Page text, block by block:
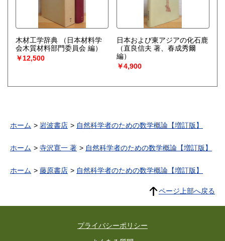
木材工学辞典
（日本材料学
会木質材料部門委員会 編）
￥12,500
日本および東アジアの化石鹿
（直良信夫 著、春成秀爾
編）
￥4,900
ホーム 岩波書店 自然科学者のための数学概論【増訂版】
ホーム 寺沢寛一 著 自然科学者のための数学概論【増訂版】
ホーム 藤原書店 自然科学者のための数学概論【増訂版】
ページ上部へ戻る
プライバシーポリシー